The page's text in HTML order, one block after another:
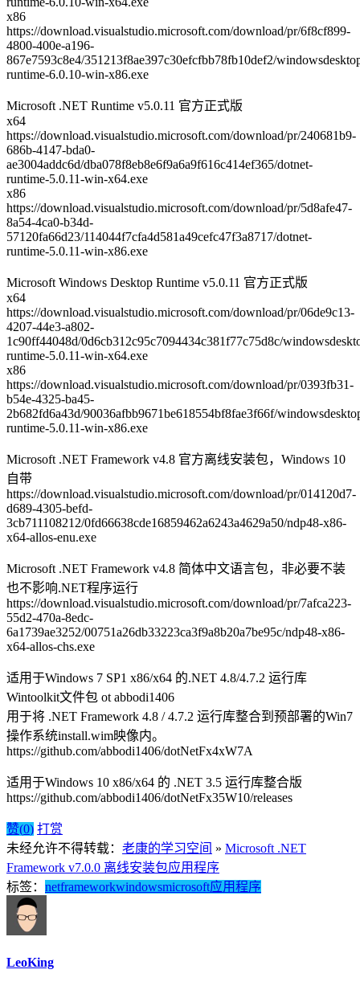
x86
https://download.visualstudio.microsoft.com/download/pr/6f8cf899-
4800-400e-a196-
867e7593c8e4/351213f8ae397c30efcfbb78fb10def2/
runtime-6.0.10-win-x86.exe
Microsoft .NET Runtime v5.0.11 官方正式版
x64
https://download.visualstudio.microsoft.com/download/pr/240681b9-
686b-4147-bda0-
ae3004addc6d/dba078f8eb8e6f9a6a9f616c414ef365/dotnet-
runtime-5.0.11-win-x64.exe
x86
https://download.visualstudio.microsoft.com/download/pr/5d8afe47-
8a54-4ca0-b34d-
57120fa66d23/114044f7cfa4d581a49cefc47f3a8717/dotnet-
runtime-5.0.11-win-x86.exe
Microsoft Windows Desktop Runtime v5.0.11 官方正式版
x64
https://download.visualstudio.microsoft.com/download/pr/06de9c13-
4207-44e3-a802-
1c90ff44048d/0d6cb312c95c7094434c381f77c75d8c/
runtime-5.0.11-win-x64.exe
x86
https://download.visualstudio.microsoft.com/download/pr/0393fb31-
b54e-4325-ba45-
2b682fd6a43d/90036afbb9671be618554bf8fae3f66f/
runtime-5.0.11-win-x86.exe
Microsoft .NET Framework v4.8 官方离线安装包，Windows 10
自带
https://download.visualstudio.microsoft.com/download/pr/014120d7-
d689-4305-befd-
3cb711108212/0fd66638cde16859462a6243a4629a50/ndp48-x86-
x64-allos-enu.exe
Microsoft .NET Framework v4.8 简体中文语言包，非必要不装
也不影响.NET程序运行
https://download.visualstudio.microsoft.com/download/pr/7afca223-
55d2-470a-8edc-
6a1739ae3252/00751a26db33223ca3f9a8b20a7be95c/ndp48-x86-
x64-allos-chs.exe
适用于Windows 7 SP1 x86/x64 的.NET 4.8/4.7.2 运行库
Wintoolkit文件包 ot abbodi1406
用于将 .NET Framework 4.8 / 4.7.2 运行库整合到预部署的Win7
操作系统install.wim映像内。
https://github.com/abbodi1406/dotNetFx4xW7A
适用于Windows 10 x86/x64 的 .NET 3.5 运行库整合版
https://github.com/abbodi1406/dotNetFx35W10/releases
赞(0) 打赏
未经允许不得转载： 老康的学习空间 » Microsoft .NET
Framework v7.0.0 离线安装包应用程序
标签： netframeworkwindowsmicrosoft应用程序
LeoKing